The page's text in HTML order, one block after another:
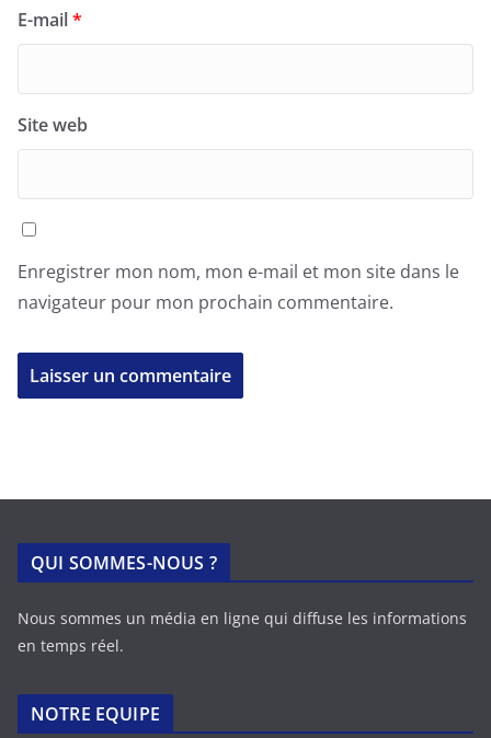
E-mail*
Site web
Enregistrer mon nom, mon e-mail et mon site dans le
navigateur pour mon prochain commentaire.
QUI SOMMES-NOUS ?
Nous sommes un média en ligne qui diffuse les informations
en temps réel.
NOTRE EQUIPE